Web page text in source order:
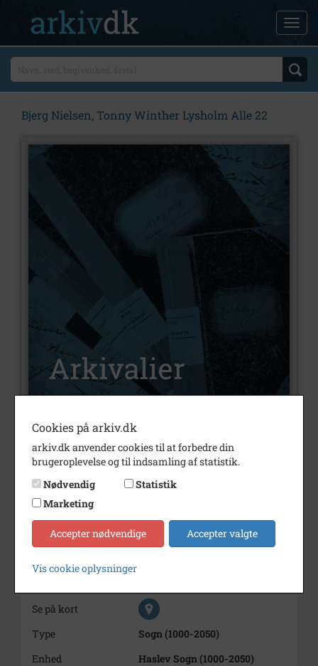
Bjerg Nielsen, Tonny Winther Lysholm Alle 22
Nummer
A717
Type
Arkivalier
Beskrivelse
Bjerg Nielsen, Tonny Winther
Lysholm Alle 22
Bemærkning
Oprettet i Arkibas 04.01.07 af
Se på kort
Type
Sogn (1000-2050)
Enhed
Haslev Sogn (1000-2050)
Cookies på arkiv.dk
arkiv.dk anvender cookies til at forbedre din
brugeroplevelse og til indsamling af statistik.
Nødvendig
Statistik
Marketing
Accepter nødvendige Accepter valgte
Vis cookie oplysninger